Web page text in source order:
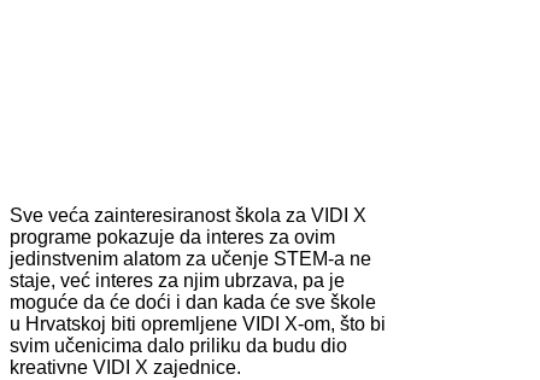
Sve veća zainteresiranost škola za VIDI X
programe pokazuje da interes za ovim
jedinstvenim alatom za učenje STEM-a ne
staje, već interes za njim ubrzava, pa je
moguće da će doći i dan kada će sve škole
u Hrvatskoj biti opremljene VIDI X-om, što bi
svim učenicima dalo priliku da budu dio
kreativne VIDI X zajednice.